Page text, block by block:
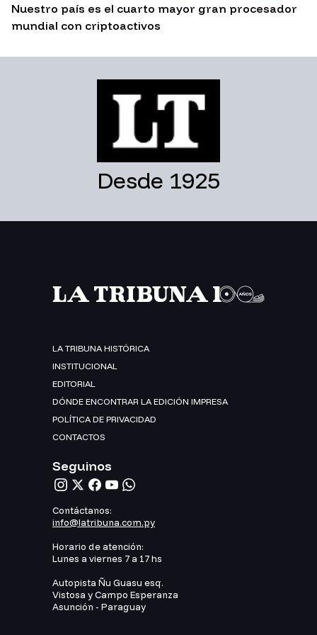
Nuestro país es el cuarto mayor gran procesador
mundial con criptoactivos
Desde 1925
LA TRIBUNA HISTÓRICA
INSTITUCIONAL
EDITORIAL
DÓNDE ENCONTRAR LA EDICIÓN IMPRESA
POLÍTICA DE PRIVACIDAD
CONTACTOS
Seguinos
Contáctanos:
info@latribuna.com.py
Horario de atención:
Lunes a viernes 7 a 17 hs
Autopista Ñu Guasu esq.
Vistosa y Campo Esperanza
Asunción - Paraguay